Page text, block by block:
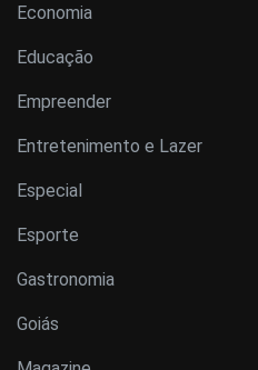
Economia
Educação
Empreender
Entretenimento e Lazer
Especial
Esporte
Gastronomia
Goiás